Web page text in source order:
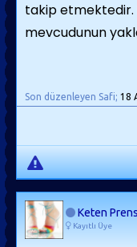
takip
mevcudunun
Son düzenleyen Safi; 18
Keten
Kayıtlı Üye